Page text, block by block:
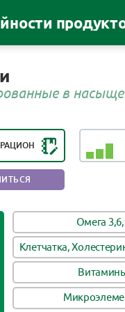
в
ПРОДУКТА:
В НЕБОЛЬШИХ
Омега
Клетчатка,